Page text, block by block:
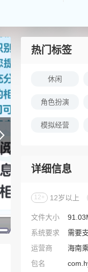
热门标签
休闲
角色扮演
模拟经营
详细信息
12+ 12岁以上
文件大小
系统要求
需要
运营商
海南
包名